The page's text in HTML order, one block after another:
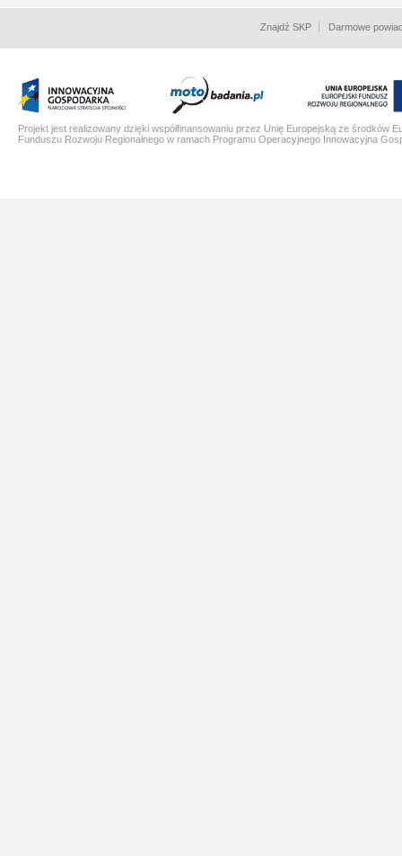
Znajdź SKP Darmowe
Projekt jest realizowany dzięki współfinansowaniu przez Unię Europejską ze środków
Funduszu Rozwoju Regionalnego w ramach Programu Operacyjnego Innowacyjna